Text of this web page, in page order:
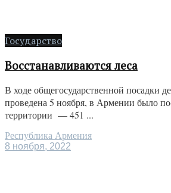
Государство
Восстанавливаются леса
В ходе общегосударственной посадки
проведена 5 ноября, в Армении было
территории — 451 ...
Республика Армения
8 ноября, 2022